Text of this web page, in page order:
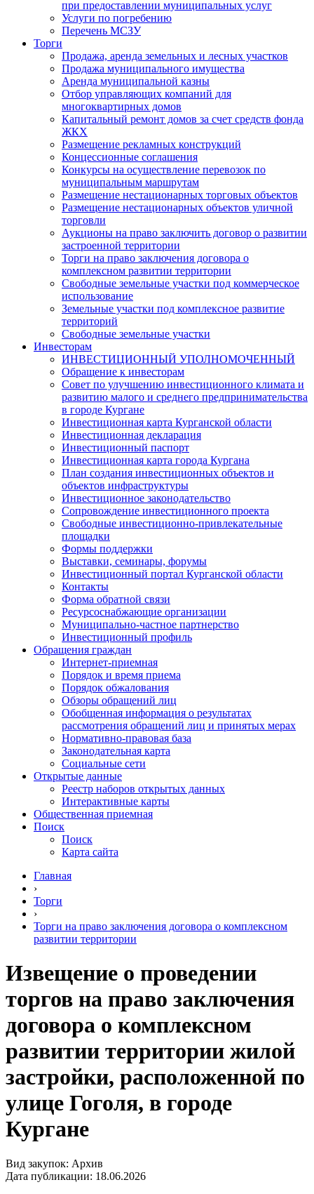
при предоставлении муниципальных услуг
Услуги по погребению
Перечень МСЗУ
Торги
Продажа, аренда земельных и лесных участков
Продажа муниципального имущества
Аренда муниципальной казны
Отбор управляющих компаний для
многоквартирных домов
Капитальный ремонт домов за счет средств фонда
ЖКХ
Размещение рекламных конструкций
Концессионные соглашения
Конкурсы на осуществление перевозок по
муниципальным маршрутам
Размещение нестационарных торговых объектов
Размещение нестационарных объектов уличной
торговли
Аукционы на право заключить договор о развитии
застроенной территории
Торги на право заключения договора о
комплексном развитии территории
Свободные земельные участки под коммерческое
использование
Земельные участки под комплексное развитие
территорий
Свободные земельные участки
Инвесторам
ИНВЕСТИЦИОННЫЙ УПОЛНОМОЧЕННЫЙ
Обращение к инвесторам
Совет по улучшению инвестиционного климата и
развитию малого и среднего предпринимательства
в городе Кургане
Инвестиционная карта Курганской области
Инвестиционная декларация
Инвестиционный паспорт
Инвестиционная карта города Кургана
План создания инвестиционных объектов и
объектов инфраструктуры
Инвестиционное законодательство
Сопровождение инвестиционного проекта
Свободные инвестиционно-привлекательные
площадки
Формы поддержки
Выставки, семинары, форумы
Инвестиционный портал Курганской области
Контакты
Форма обратной связи
Ресурсоснабжающие организации
Муниципально-частное партнерство
Инвестиционный профиль
Обращения граждан
Интернет-приемная
Порядок и время приема
Порядок обжалования
Обзоры обращений лиц
Обобщенная информация о результатах
рассмотрения обращений лиц и принятых мерах
Нормативно-правовая база
Законодательная карта
Социальные сети
Открытые данные
Реестр наборов открытых данных
Интерактивные карты
Общественная приемная
Поиск
Поиск
Карта сайта
Главная
›
Торги
›
Торги на право заключения договора о комплексном
развитии территории
Извещение о проведении
торгов на право заключения
договора о комплексном
развитии территории жилой
застройки, расположенной по
улице Гоголя, в городе
Кургане
Вид закупок: Архив
Дата публикации: 18.06.2026